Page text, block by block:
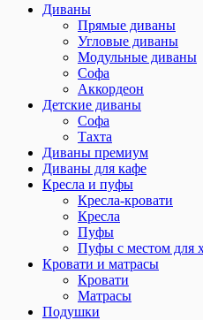
Диваны
Прямые диваны
Угловые диваны
Модульные диваны
Софа
Аккордеон
Детские диваны
Софа
Тахта
Диваны премиум
Диваны для кафе
Кресла и пуфы
Кресла-кровати
Кресла
Пуфы
Пуфы с местом для
Кровати и матрасы
Кровати
Матрасы
Подушки